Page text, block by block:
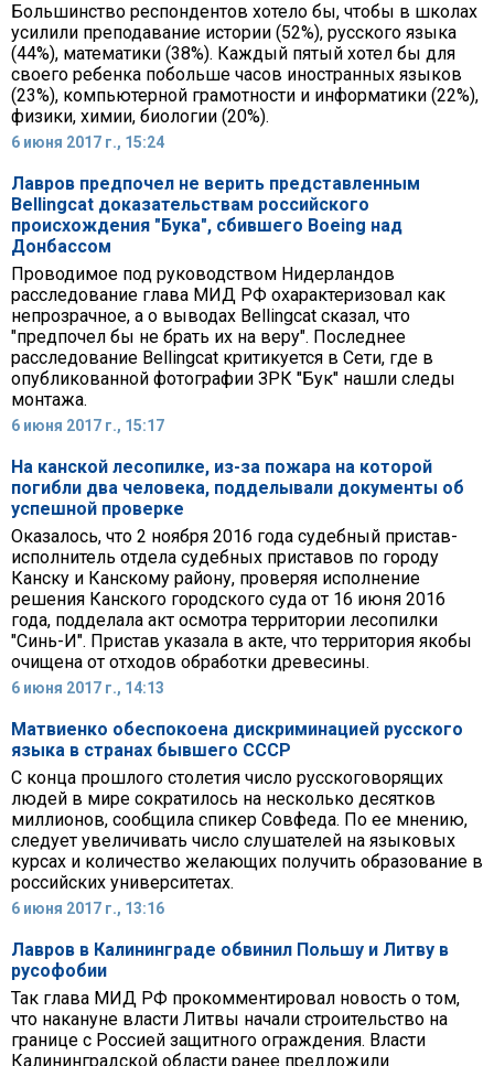
Большинство респондентов хотело бы, чтобы в школах
усилили преподавание истории (52%), русского языка
(44%), математики (38%). Каждый пятый хотел бы для
своего ребенка побольше часов иностранных языков
(23%), компьютерной грамотности и информатики (22%),
физики, химии, биологии (20%).
6 июня 2017 г., 15:24
Лавров предпочел не верить представленным
Bellingcat доказательствам российского
происхождения "Бука", сбившего Boeing над
Донбассом
Проводимое под руководством Нидерландов
расследование глава МИД РФ охарактеризовал как
непрозрачное, а о выводах Bellingcat сказал, что
"предпочел бы не брать их на веру". Последнее
расследование Bellingcat критикуется в Сети, где в
опубликованной фотографии ЗРК "Бук" нашли следы
монтажа.
6 июня 2017 г., 15:17
На канской лесопилке, из-за пожара на которой
погибли два человека, подделывали документы об
успешной проверке
Оказалось, что 2 ноября 2016 года судебный пристав-
исполнитель отдела судебных приставов по городу
Канску и Канскому району, проверяя исполнение
решения Канского городского суда от 16 июня 2016
года, подделала акт осмотра территории лесопилки
"Синь-И". Пристав указала в акте, что территория якобы
очищена от отходов обработки древесины.
6 июня 2017 г., 14:13
Матвиенко обеспокоена дискриминацией русского
языка в странах бывшего СССР
С конца прошлого столетия число русскоговорящих
людей в мире сократилось на несколько десятков
миллионов, сообщила спикер Совфеда. По ее мнению,
следует увеличивать число слушателей на языковых
курсах и количество желающих получить образование в
российских университетах.
6 июня 2017 г., 13:16
Лавров в Калининграде обвинил Польшу и Литву в
русофобии
Так глава МИД РФ прокомментировал новость о том,
что накануне власти Литвы начали строительство на
границе с Россией защитного ограждения. Власти
Калининградской области ранее предложили